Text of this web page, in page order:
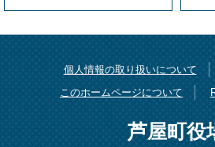
個人情報の取り扱いについて
このホームページについて
芦屋町役